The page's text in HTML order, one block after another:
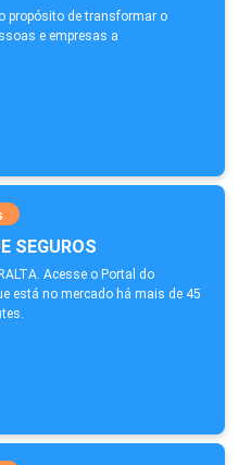
propósito de transformar o
e empresas a
SEGUROS
Acesse o Portal do
está no mercado há mais de 45